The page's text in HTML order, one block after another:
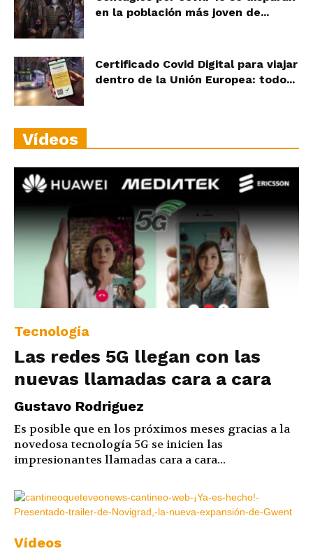
en la población más joven de...
Certificado Covid Digital para viajar
dentro de la Unión Europea: todo...
Vídeos
Tecnología
Las redes 5G llegan con las
nuevas llamadas cara a cara
Gustavo Rodriguez
Es posible que en los próximos meses gracias a la
novedosa tecnología 5G se inicien las
impresionantes llamadas cara a cara...
Vídeos